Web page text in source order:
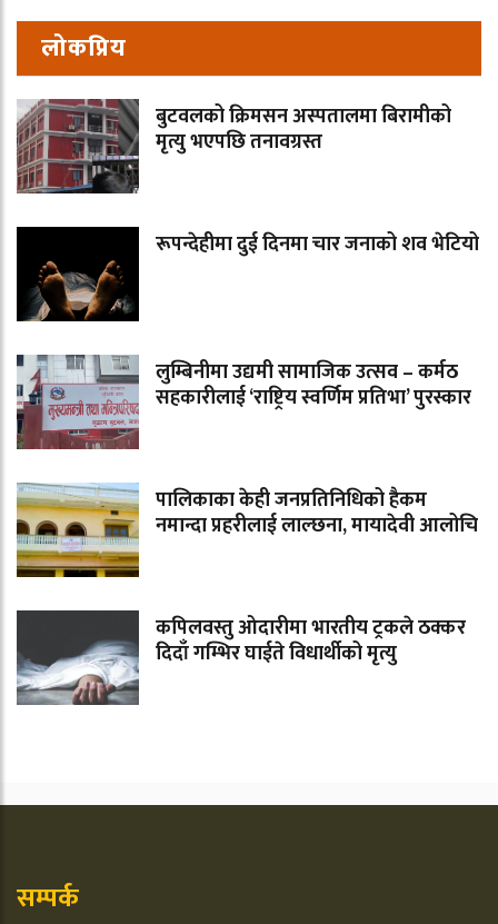
लोकप्रिय
बुटवलको क्रिमसन अस्पतालमा बिरामीको
मृत्यु भएपछि तनावग्रस्त
रूपन्देहीमा दुई दिनमा चार जनाको शव भेटियो
लुम्बिनीमा उद्यमी सामाजिक उत्सव – कर्मठ
सहकारीलाई ‘राष्ट्रिय स्वर्णिम प्रतिभा’ पुरस्कार
पालिकाका केही जनप्रतिनिधिको हैकम
नमान्दा प्रहरीलाई लाल्छना, मायादेवी आलोचि
कपिलवस्तु ओदारीमा भारतीय ट्रकले ठक्कर
दिदाँ गम्भिर घाईते विधार्थीको मृत्यु
सम्पर्क